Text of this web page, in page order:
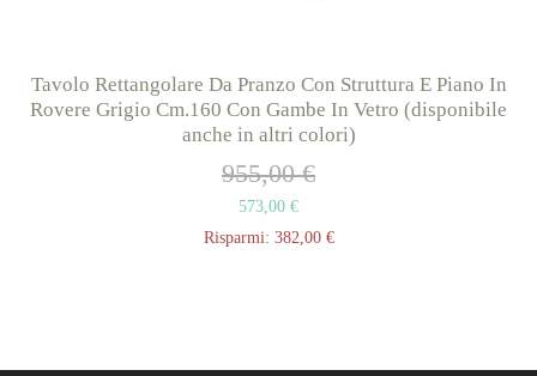
Tavolo Rettangolare Da Pranzo Con Struttura E Piano In
Rovere Grigio Cm.160 Con Gambe In Vetro (disponibile
anche in altri colori)
955,00 €
573,00 €
Risparmi: 382,00 €